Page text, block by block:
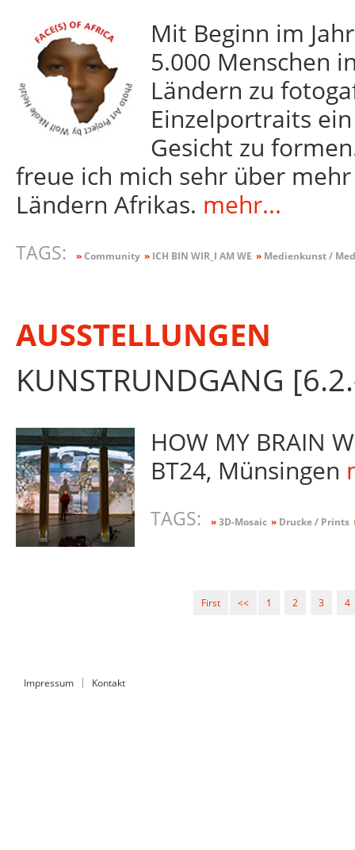
Mit Beginn im
5.000 Menschen
Ländern zu
Einzelpor­traits
Gesicht zu
freue ich mich sehr über
Ländern Afrikas. mehr...
TAGS: »Community »ICH BIN WIR_I AM WE »Medienkunst /
AUSSTELLUNGEN
KUNSTRUNDGANG
HOW MY BRAIN
BT24, Münsingen
TAGS: »3D-Mosaic »Drucke / Prints
First << 1 2 3 4
Impressum Kontakt